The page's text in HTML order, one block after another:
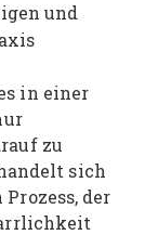
und
in einer
zu
sich
der